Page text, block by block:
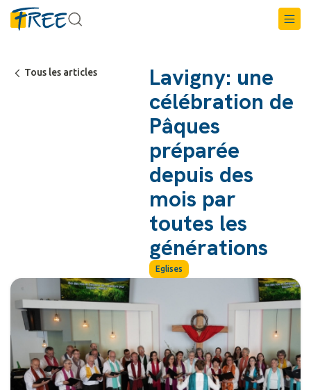
Tous les articles
Lavigny: une
célébration de
Pâques
préparée
depuis des
mois par
toutes les
générations
Eglises